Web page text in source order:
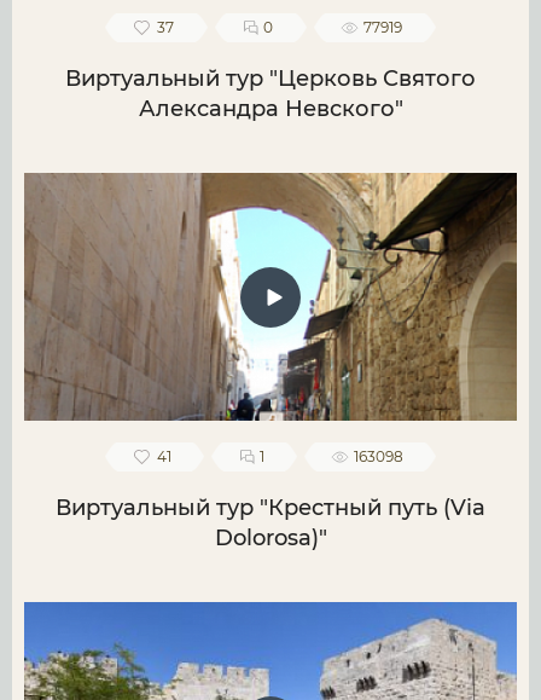
37 0 77919
Виртуальный тур "Церковь Святого
Александра Невского"
41 1 163098
Виртуальный тур "Крестный путь (Via
Dolorosa)"